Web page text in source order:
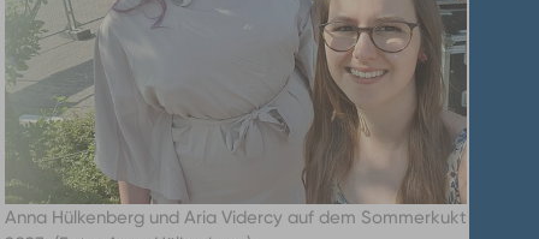
Anna Hülkenberg und Aria Vidercy auf dem Sommerkukt